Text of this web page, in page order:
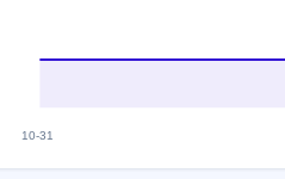
10-31